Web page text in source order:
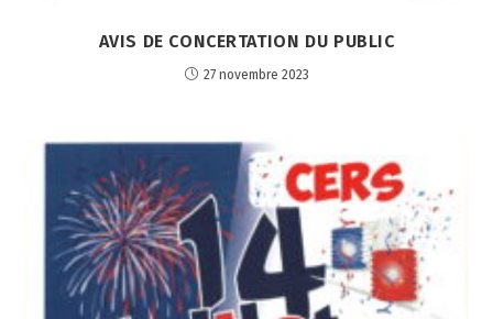
AVIS DE CONCERTATION DU PUBLIC
27 novembre 2023